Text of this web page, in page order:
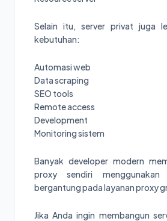
Selain itu, server privat juga
kebutuhan:
Automasi web
Data scraping
SEO tools
Remote access
Development
Monitoring sistem
Banyak developer modern
proxy sendiri menggunakan
bergantung pada layanan proxy
Jika Anda ingin membangun